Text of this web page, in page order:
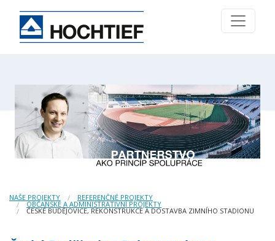
NAŠE PROJEKTY REFERENČNÉ PROJEKTY
OBČANSKÉ A ADMINISTRATIVNÍ PROJEKTY
ČESKÉ BUDĚJOVICE, REKONSTRUKCE A DOSTAVBA ZIMNÍHO STADIONU